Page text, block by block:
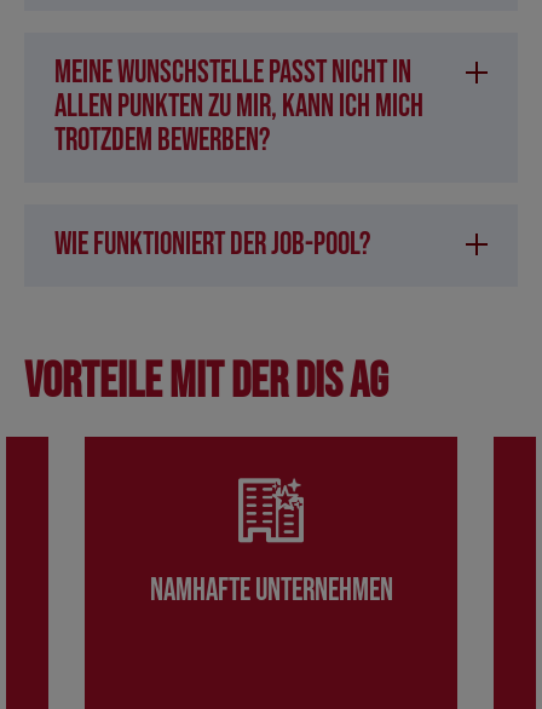
Meine Wunschstelle passt nicht in
allen Punkten zu mir, kann ich mich
trotzdem bewerben?
Wie funktioniert der Job-Pool?
Vorteile mit der DIS AG
Namhafte Unternehmen